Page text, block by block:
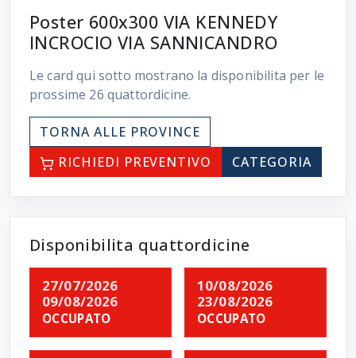
Poster 600x300 VIA KENNEDY
INCROCIO VIA SANNICANDRO
Le card qui sotto mostrano la disponibilita per le
prossime 26 quattordicine.
TORNA ALLE PROVINCE
RICHIEDI PREVENTIVO
CATEGORIA
Disponibilita quattordicine
27/07/2026
09/08/2026
OCCUPATO
10/08/2026
23/08/2026
OCCUPATO